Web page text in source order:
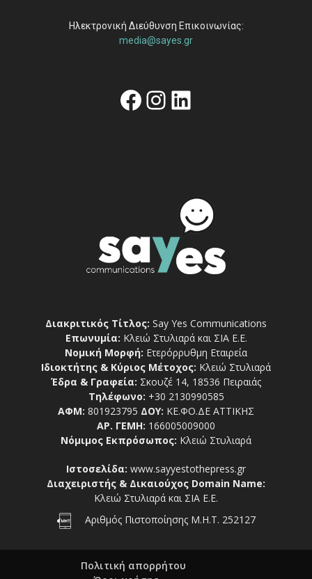
Ηλεκτρονική Διεύθυνση Επικοινωνίας:
media@sayes.gr
Facebook
Instagram
Linkedin
Διακριτικός Τίτλος: Say Yes Communications
Επωνυμία: Κλειώ Στυλιαρά και ΣΙΑ Ε.Ε.
Νομική Μορφή: Ετερόρρυθμη Εταιρεία
Ιδιοκτήτης & Κύριος Μέτοχος: Κλειώ Στυλιαρά
Έδρα & Γραφεία: Σκουζέ 14, 18536 Πειραιάς
Τηλέφωνο: +30 2130990585
ΑΦΜ: 801923795 ΔΟΥ: ΚΕ.ΦΟ.ΔΕ ΑΤΤΙΚΗΣ
ΑΡ. ΓΕΜΗ: 166005009000
Νόμιμος Εκπρόσωπος: Κλειώ Στυλιαρά
Ιστοσελίδα: www.sayyestothepress.gr
Διαχειριστής & Δικαιούχος Domain Name:
Κλειώ Στυλιαρά και ΣΙΑ Ε.Ε.
Αριθμός Πιστοποίησης Μ.Η.Τ. 252127
Πολιτική απορρήτου